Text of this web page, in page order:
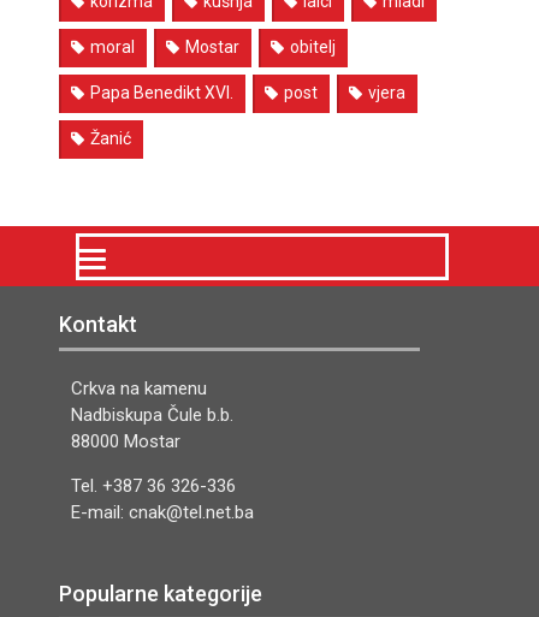
moral Mostar obitelj
Papa Benedikt XVI. post vjera
Žanić
Kontakt
Crkva na kamenu
Nadbiskupa Čule b.b.
88000 Mostar
Tel. +387 36 326-336
E-mail: cnak@tel.net.ba
Popularne kategorije